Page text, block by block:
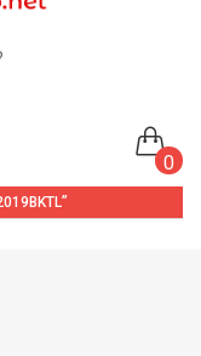
0
carrinho.